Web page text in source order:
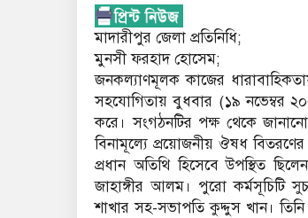
মাদারীপুর জেলা প্রতিনিধি;
​মুনসী ফরহাদ হোসেম;
জনকল্যাণমূলক কাজের ধারাবাহিকতায়
সহযোগিতায় বুধবার (১৯ নভেম্বর
করে। সংগঠনটির পক্ষ থেকে
বিনামূল্যে প্রয়োজনীয় ঔষধ বিতরণের
প্রধান অতিথি হিসেবে উপস্থিত
জাহাঙ্গীর আলম। পুরো কর্মসূচিটি
শাখার সহ-সভাপতি কুদ্দুস খান।